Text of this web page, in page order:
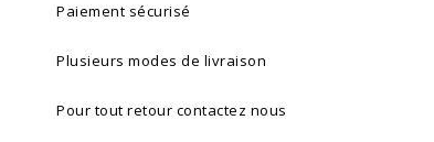
Paiement sécurisé
Plusieurs modes de livraison
Pour tout retour contactez nous